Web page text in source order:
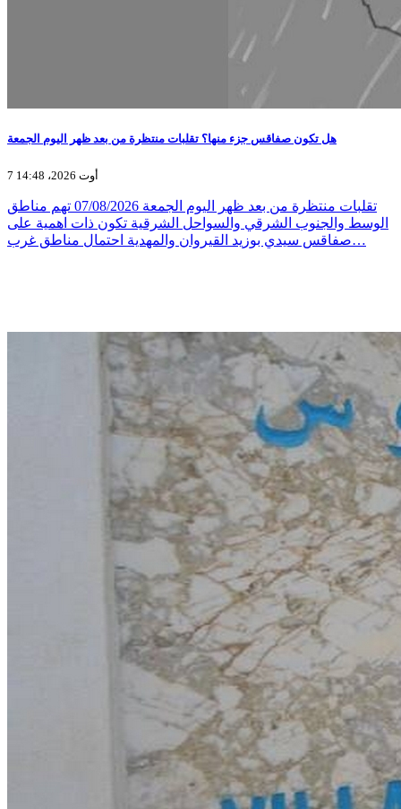
هل تكون صفاقس جزء منها؟ تقلبات منتظرة من بعد ظهر اليوم الجمعة
7 أوت 2026، 14:48
تقلبات منتظرة من بعد ظهر اليوم الجمعة 07/08/2026 تهم مناطق
الوسط والجنوب الشرقي والسواحل الشرقية تكون ذات اهمية على
صفاقس سيدي بوزيد القيروان والمهدية احتمال مناطق غرب…